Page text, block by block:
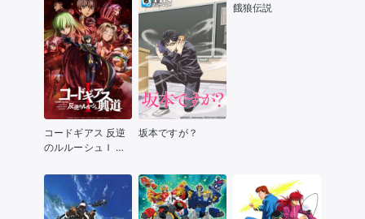
コードギアス 反逆
のルルーシュＩ 興
坂本ですが？
餓狼伝説